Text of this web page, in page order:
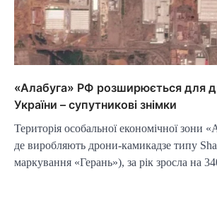
«Алабуга» РФ розширюється для
України – супутникові знімки
Територія особальної економічної зони
де виробляють дрони-камикадзе типу
маркування «Герань»), за рік зросла на